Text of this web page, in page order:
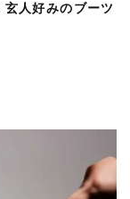
人好みのブーツ